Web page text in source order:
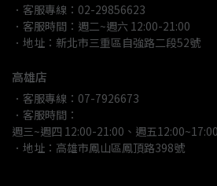
．客服專線：02-29856623
．客服時間：週二~週六 12:00-21:00
．地址：新北市三重區自強路二段52號
高雄店
．客服專線：07-7926673
．客服時間：
週三~週四 12:00-21:00、週五12:00~17:00
．地址：高雄市鳳山區鳳頂路398號